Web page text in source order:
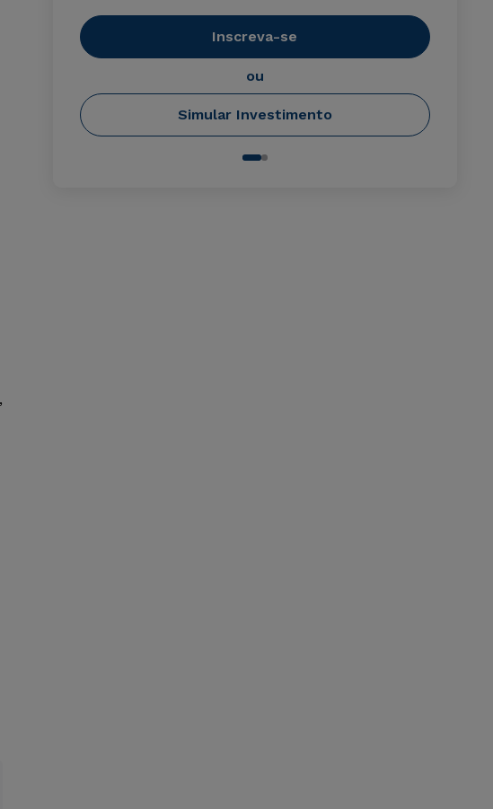
Inscreva-se
ou
Simular Investimento